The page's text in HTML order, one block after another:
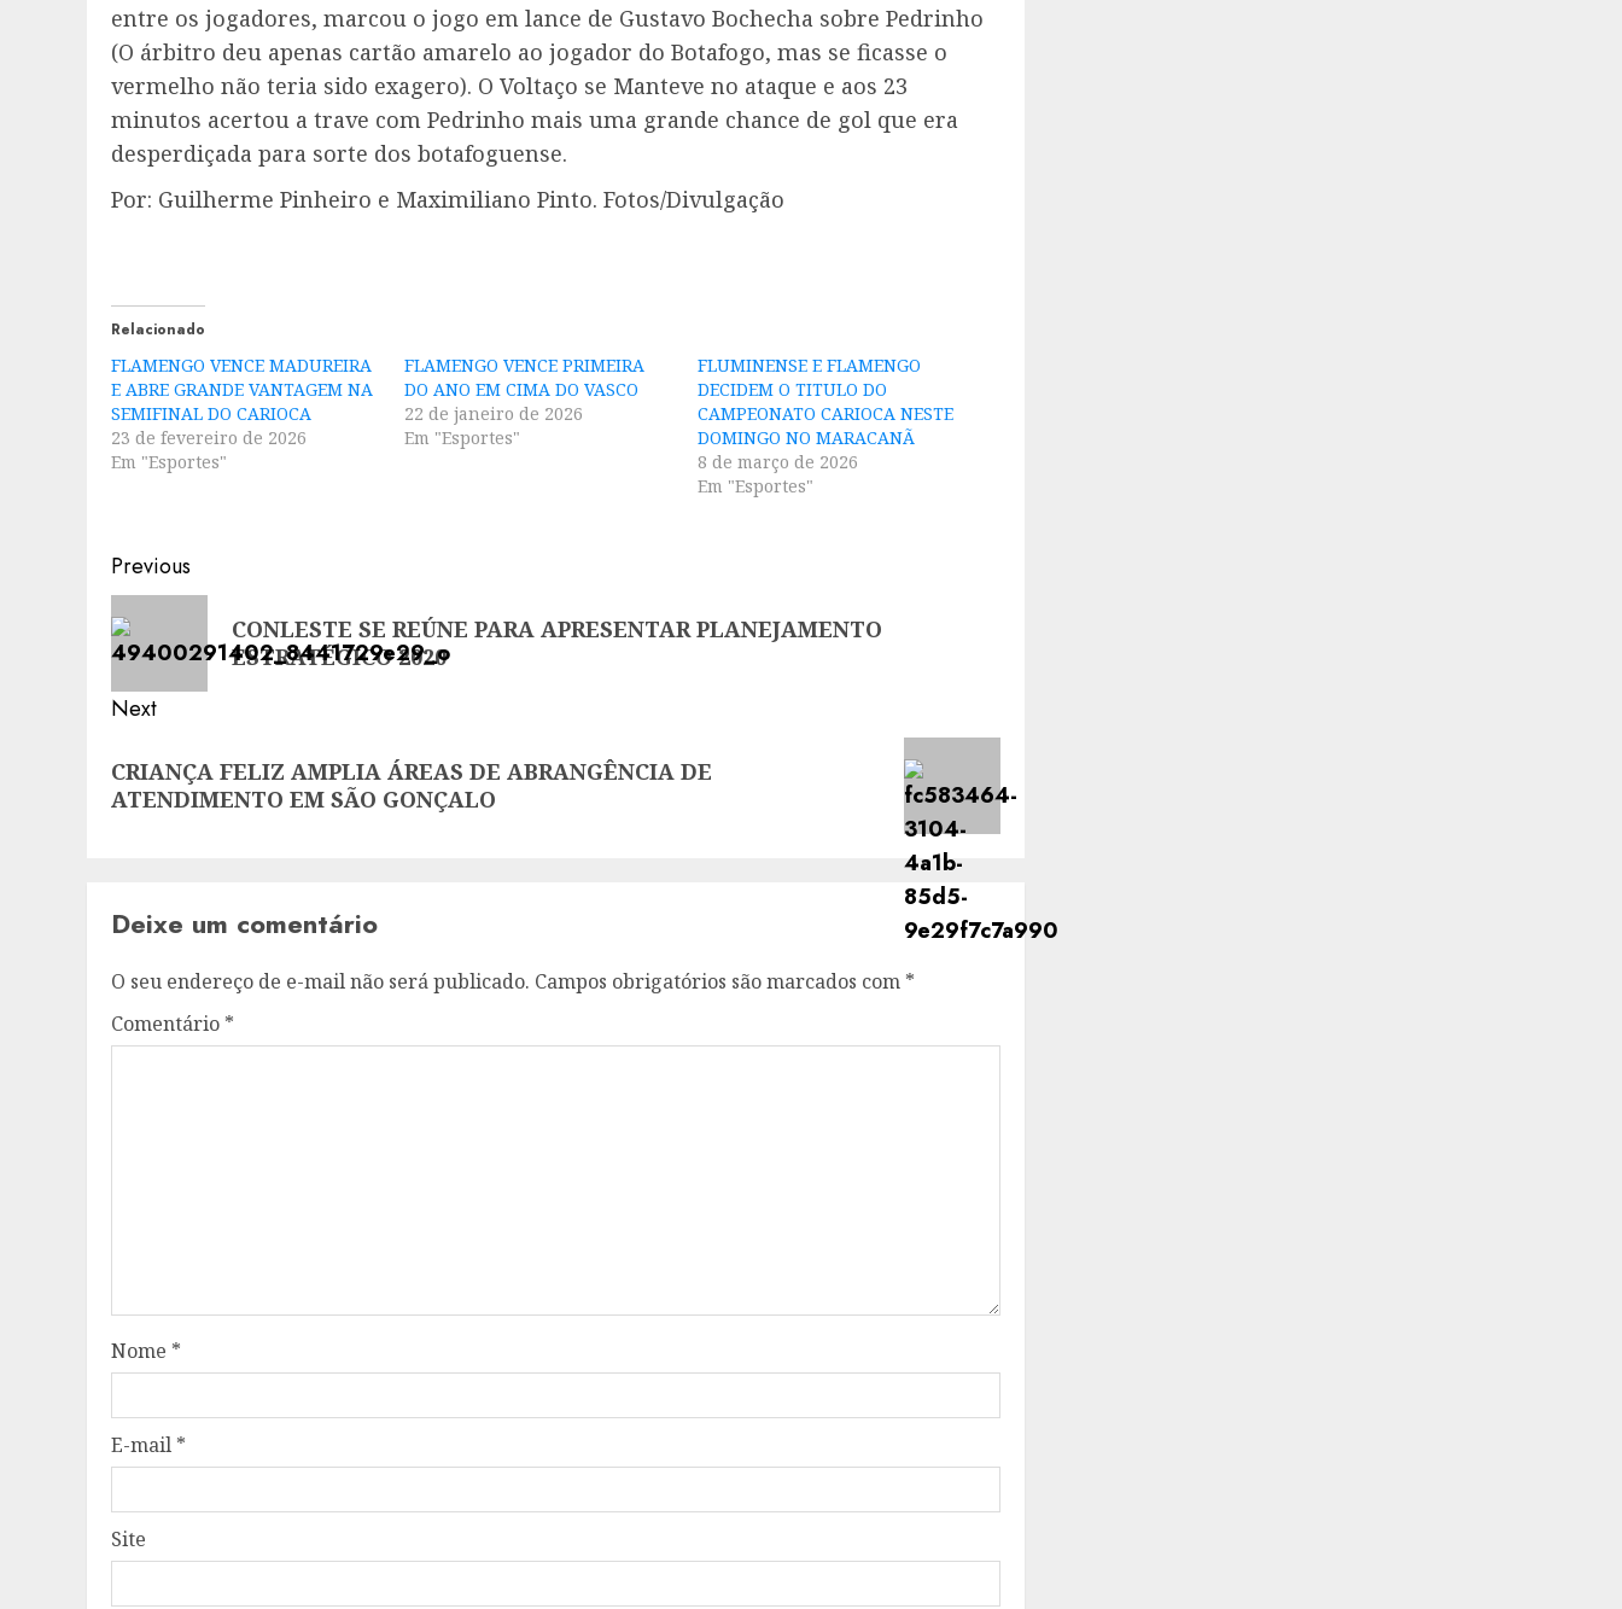
entre os jogadores, marcou o jogo em lance de Gustavo Bochecha sobre Pedrinho
(O árbitro deu apenas cartão amarelo ao jogador do Botafogo, mas se ficasse o
vermelho não teria sido exagero). O Voltaço se Manteve no ataque e aos 23
minutos acertou a trave com Pedrinho mais uma grande chance de gol que era
desperdiçada para sorte dos botafoguense.
Por: Guilherme Pinheiro e Maximiliano Pinto. Fotos/Divulgação
Relacionado
FLAMENGO VENCE MADUREIRA
E ABRE GRANDE VANTAGEM NA
SEMIFINAL DO CARIOCA
23 de fevereiro de 2026
Em "Esportes"
FLAMENGO VENCE PRIMEIRA
DO ANO EM CIMA DO VASCO
22 de janeiro de 2026
Em "Esportes"
FLUMINENSE E FLAMENGO
DECIDEM O TITULO DO
CAMPEONATO CARIOCA NESTE
DOMINGO NO MARACANÃ
8 de março de 2026
Em "Esportes"
Post
navigation
Previous
Previous
post:
CONLESTE SE REÚNE PARA APRESENTAR PLANEJAMENTO
ESTRATÉGICO 2020
Next
post:
CRIANÇA FELIZ AMPLIA ÁREAS DE ABRANGÊNCIA DE
ATENDIMENTO EM SÃO GONÇALO
Deixe um comentário
O seu endereço de e-mail não será publicado. Campos obrigatórios são marcados com *
Comentário *
Nome *
E-mail *
Site